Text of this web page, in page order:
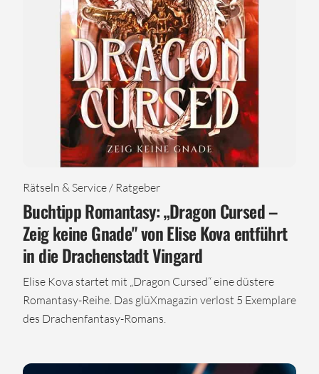
Rätseln & Service / Ratgeber
Buchtipp Romantasy: „Dragon Cursed –
Zeig keine Gnade" von Elise Kova entführt
in die Drachenstadt Vingard
Elise Kova startet mit „Dragon Cursed“ eine düstere
Romantasy-Reihe. Das glüXmagazin verlost 5 Exemplare
des Drachenfantasy-Romans.